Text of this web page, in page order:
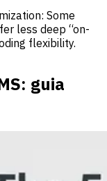
Some
less deep “on-
flexibility.
guia